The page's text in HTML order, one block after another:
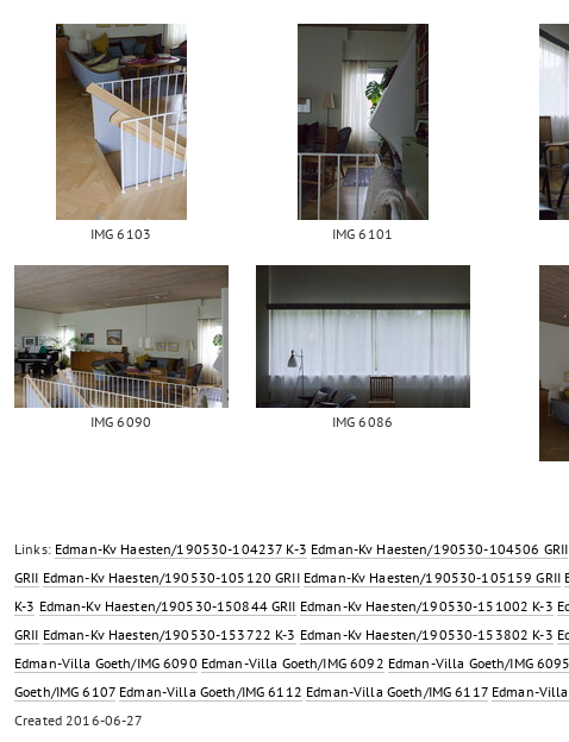
IMG 6103 IMG 6101
IMG 6090 IMG 6086
Links: Edman-Kv Haesten/190530-104237 K-3 Edman-Kv Haesten/190530-104506 GRII
GRII Edman-Kv Haesten/190530-105120 GRII Edman-Kv Haesten/190530-105159 GRII
K-3 Edman-Kv Haesten/190530-150844 GRII Edman-Kv Haesten/190530-151002 K-3
GRII Edman-Kv Haesten/190530-153722 K-3 Edman-Kv Haesten/190530-153802 K-3
Edman-Villa Goeth/IMG 6090 Edman-Villa Goeth/IMG 6092 Edman-Villa Goeth/IMG 6095
Goeth/IMG 6107 Edman-Villa Goeth/IMG 6112 Edman-Villa Goeth/IMG 6117 Edman-
Created2016-06-27